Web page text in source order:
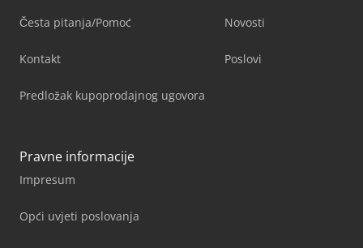
Česta pitanja/Pomoć
Kontakt
Predložak kupoprodajnog ugovora
Novosti
Poslovi
Pravne informacije
Impresum
Opći uvjeti poslovanja